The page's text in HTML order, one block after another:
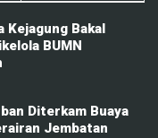
Kejagung Bakal
BUMN
Diterkam Buaya
Jembatan